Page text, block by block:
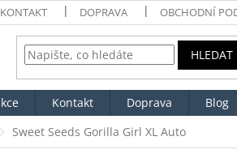
KONTAKT DOPRAVA OBCHODNÍ
HLEDAT
Kontakt Doprava
Blog
Sweet Seeds Gorilla Girl XL Auto